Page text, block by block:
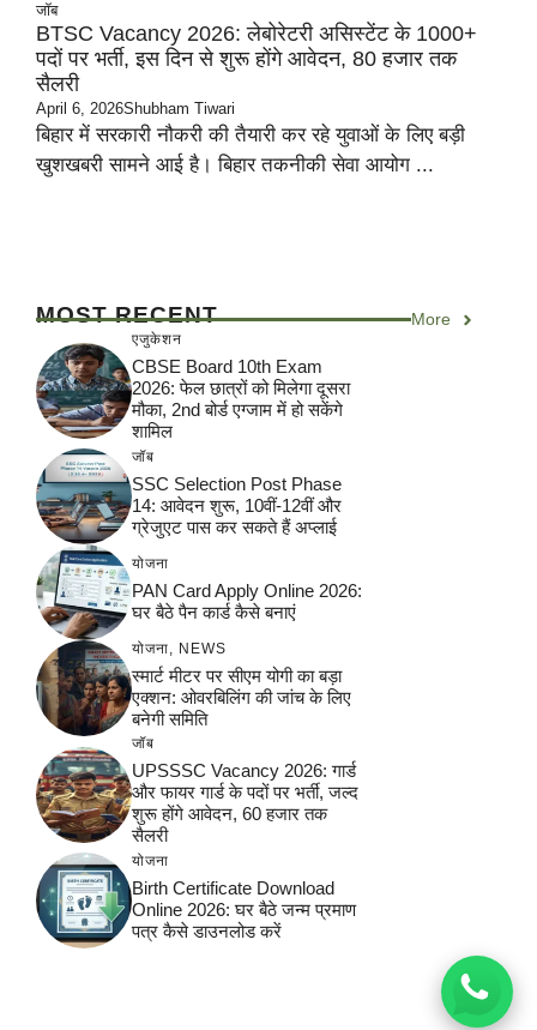
जॉब
BTSC Vacancy 2026: लेबोरेटरी असिस्टेंट के 1000+
पदों पर भर्ती, इस दिन से शुरू होंगे आवेदन, 80 हजार तक
सैलरी
April 6, 2026Shubham Tiwari
बिहार में सरकारी नौकरी की तैयारी कर रहे युवाओं के लिए बड़ी
खुशखबरी सामने आई है। बिहार तकनीकी सेवा आयोग ...
MOST RECENT More
एजुकेशन
CBSE Board 10th Exam
2026: फेल छात्रों को मिलेगा दूसरा
मौका, 2nd बोर्ड एग्जाम में हो सकेंगे
शामिल
जॉब
SSC Selection Post Phase
14: आवेदन शुरू, 10वीं-12वीं और
ग्रेजुएट पास कर सकते हैं अप्लाई
योजना
PAN Card Apply Online 2026:
घर बैठे पैन कार्ड कैसे बनाएं
योजना NEWS
स्मार्ट मीटर पर सीएम योगी का बड़ा
एक्शन: ओवरबिलिंग की जांच के लिए
बनेगी समिति
जॉब
UPSSSC Vacancy 2026: गार्ड
और फायर गार्ड के पदों पर भर्ती, जल्द
शुरू होंगे आवेदन, 60 हजार तक
सैलरी
योजना
Birth Certificate Download
Online 2026: घर बैठे जन्म प्रमाण
पत्र कैसे डाउनलोड करें